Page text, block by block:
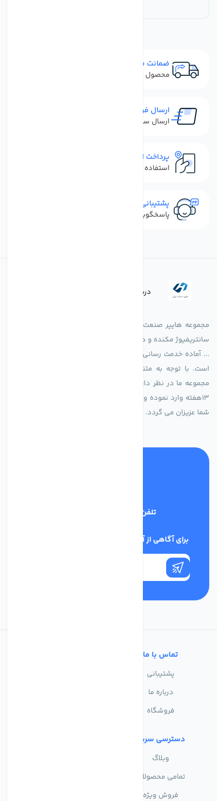
ضمانت مرجوعی
محصول نباید آسیب دیده باشد
ارسال فوری
ارسال سفارش در کمترین زمان ممکن
پرداخت امن
استفاده از روش‌های پرداخت امن
پشتیبانی سریع
پاسخگویی سریع به تماس‌ها و پیام‌ها
درباره فروشگاه
مجموعه هایپر صنعت ایران در امر تولید و واردات انواع فن های
سانتریفیوژ مکنده و دمنده آکسیال، سقفی، بین کانالی، مرغداری و
... آماده خدمت رسانی به شرکت های تولیدی، صنعتی و ساختمانی
است. با توجه به متنوع بودن فن های تولیدی کمپانی اروپایی
مجموعه ما در نظر دارد کالاهای تخصصی شما عزیزان رو در صرف
13هفته وارد نموده و این عمر باعث صرفه جویی در هزینه و زمان
شما عزیزان می گردد.
تلفن پشتیبانی
برای آگاهی از آخرین اخبار در خبرنامه ما عضو شوید
تماس با ما
پشتیبانی
درباره ما
فروشگاه
دسترسی سریع
وبلاگ
تمامی محصولات
فروش ویژه